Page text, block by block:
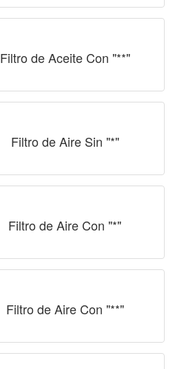
Filtro de Aceite Con "**"
Filtro de Aire Sin "*"
Filtro de Aire Con "*"
Filtro de Aire Con "**"